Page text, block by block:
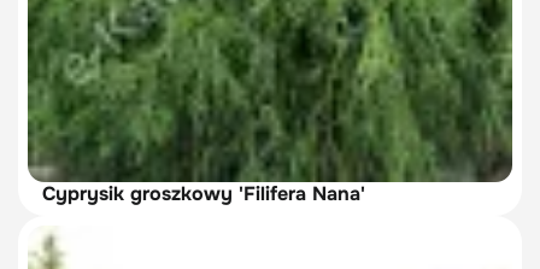
Cyprysik groszkowy 'Filifera Nana'